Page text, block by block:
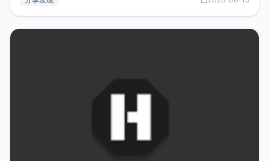
用，让管理更高效。ZMark官网地址：